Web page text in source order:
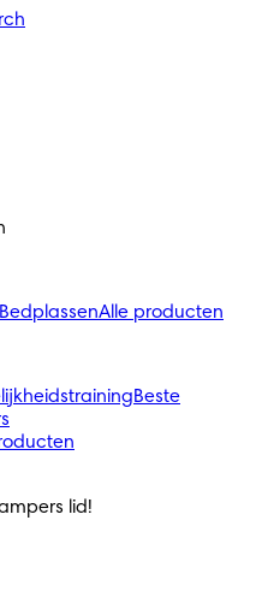
BedplassenAlle producten
Beste
lid!